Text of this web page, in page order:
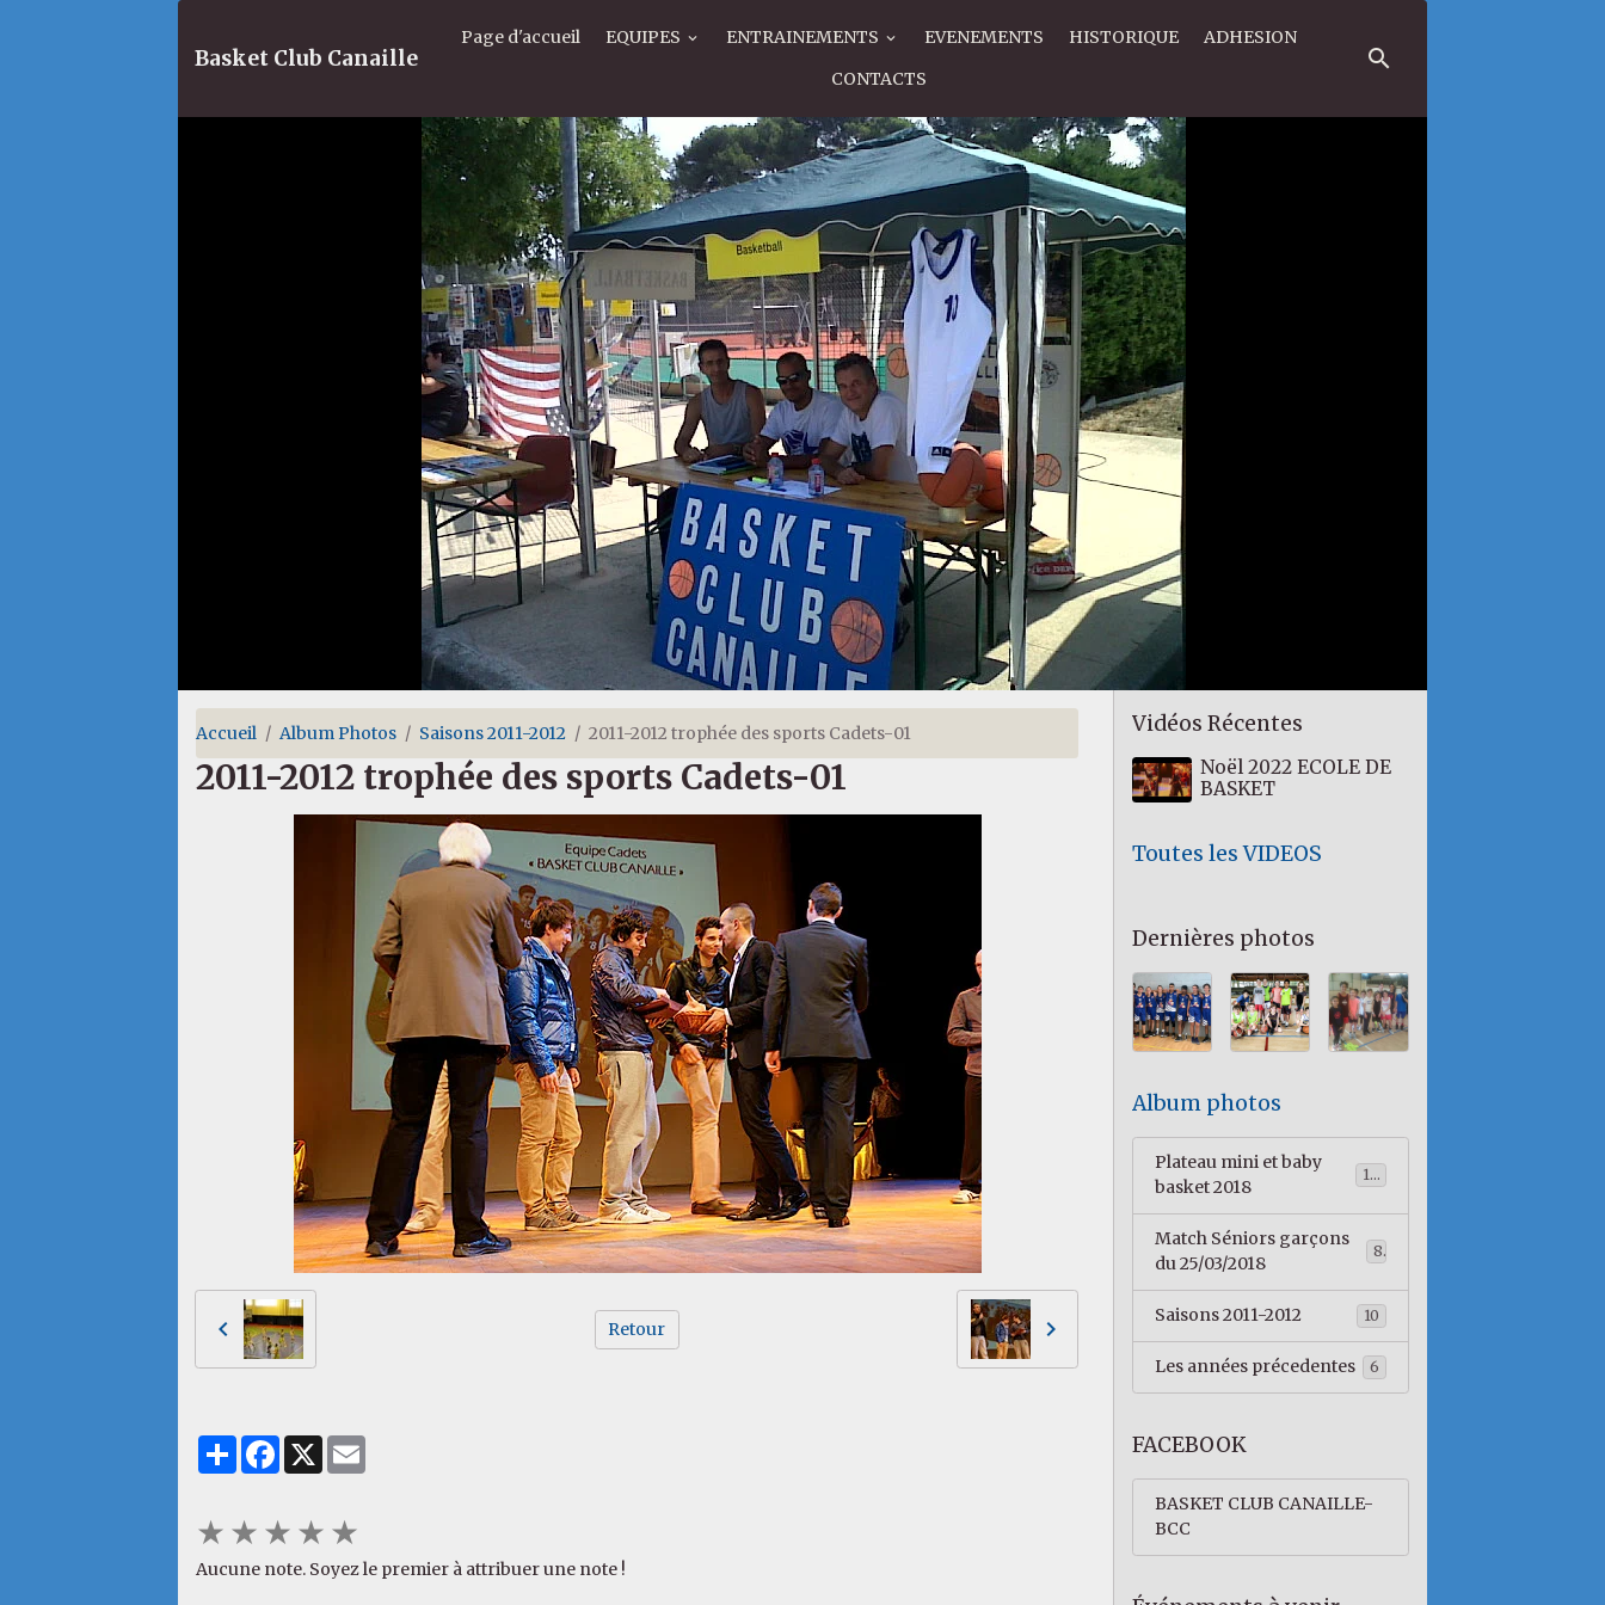
Basket Club Canaille
Page d'accueil EQUIPES ENTRAINEMENTS EVENEMENTS HISTORIQUE
ADHESION
CONTACTS
Accueil Album Photos Saisons 2011-2012 2011-2012 trophée des sports Cadets-01
2011-2012 trophée des sports Cadets-01
Retour
PartagerFacebook
X
★★★★★
Aucune note. Soyez le premier à attribuer une note !
Vidéos Récentes
Noël 2022 ECOLE DE
BASKET
Toutes les VIDEOS
Dernières photos
Album photos
Plateau mini et baby
basket 2018
153
Match Séniors garçons
du 25/03/2018
8
Saisons 2011-2012 10
Les années précedentes 6
FACEBOOK
BASKET CLUB CANAILLE-
BCC